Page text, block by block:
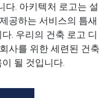
다. 아키텍처 로고는 설
공하는 서비스의 틈새
. 우리의 건축 로고 디
사를 위한 세련된 건축
될 것입니다.